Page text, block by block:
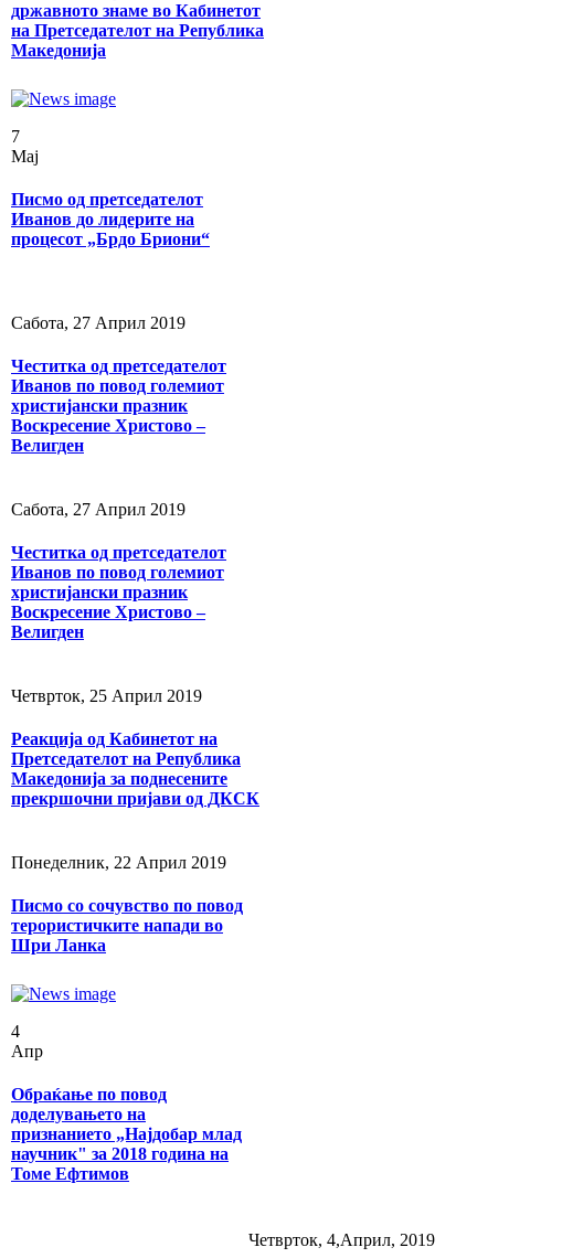
државното знаме во Кабинетот
на Претседателот на Република
Македонија
7
Мај
Писмо од претседателот
Иванов до лидерите на
процесот „Брдо Бриони“
Сабота, 27 Април 2019
Честитка од претседателот
Иванов по повод големиот
христијански празник
Воскресение Христово –
Велигден
Сабота, 27 Април 2019
Честитка од претседателот
Иванов по повод големиот
христијански празник
Воскресение Христово –
Велигден
Четврток, 25 Април 2019
Реакција од Кабинетот на
Претседателот на Република
Македонија за поднесените
прекршочни пријави од ДКСК
Понеделник, 22 Април 2019
Писмо со сочувство по повод
терористичките напади во
Шри Ланка
4
Апр
Обраќање по повод
доделувањето на
признанието „Најдобар млад
научник" за 2018 година на
Томе Ефтимов
Четврток, 4,Април, 2019